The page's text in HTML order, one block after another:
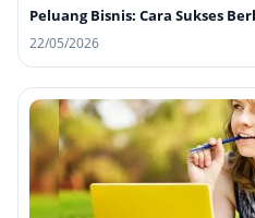
Peluang Bisnis: Cara Sukses
22/05/2026